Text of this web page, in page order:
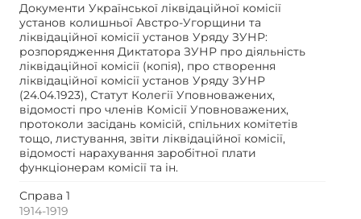
Документи Української ліквідаційної комісії
установ колишньої Австро-Угорщини та
ліквідаційної комісії установ Уряду ЗУНР:
розпорядження Диктатора ЗУНР про діяльність
ліквідаційної комісії (копія), про створення
ліквідаційної комісії установ Уряду ЗУНР
(24.04.1923), Статут Колегії Уповноважених,
відомості про членів Комісії Уповноважених,
протоколи засідань комісій, спільних комітетів
тощо, листування, звіти ліквідаційної комісії,
відомості нарахування заробітної плати
функціонерам комісії та ін.
Справа 1
1914-1919